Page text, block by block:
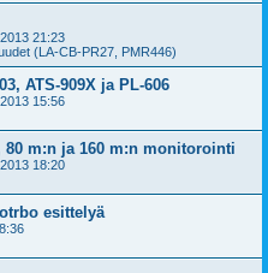
21:23
(LA-CB-PR27, PMR446)
ATS-909X ja PL-606
15:56
80 m:n ja 160 m:n monitorointi
18:20
esittelyä